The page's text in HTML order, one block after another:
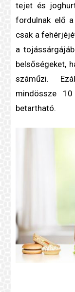
tejet és
fordulnak elő
csak a
a
belsőségeket,
száműzi.
mindössze
betartható.